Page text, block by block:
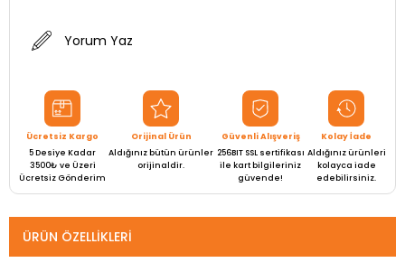
Yorum Yaz
Ücretsiz Kargo
5 Desiye Kadar
3500₺ ve Üzeri
Ücretsiz Gönderim
Orijinal Ürün
Aldığınız bütün ürünler
orijinaldir.
Güvenli Alışveriş
256BIT SSL sertifikası
ile kart bilgileriniz
güvende!
Kolay İade
Aldığınız ürünleri
kolayca iade
edebilirsiniz.
ÜRÜN ÖZELLIKLERI